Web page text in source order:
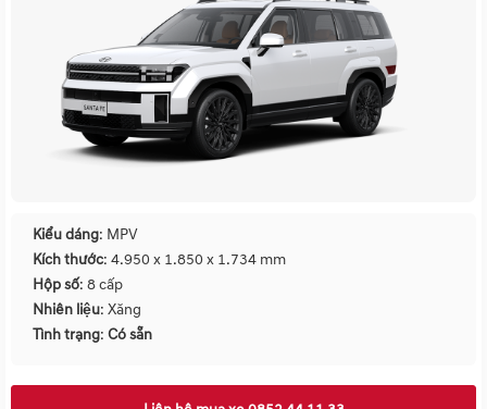
Kiểu dáng: MPV
Kích thước: 4.950 x 1.850 x 1.734 mm
Hộp số: 8 cấp
Nhiên liệu: Xăng
Tình trạng: Có sẵn